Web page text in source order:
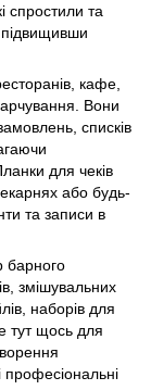
спростили та
кафе,
Вони
списків
для чеків
або будь-
та записи в
барного
змішувальних
, наборів для
тут щось для